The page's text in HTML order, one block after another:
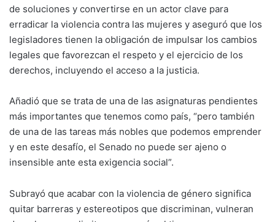
de soluciones y convertirse en un actor clave para
erradicar la violencia contra las mujeres y aseguró que los
legisladores tienen la obligación de impulsar los cambios
legales que favorezcan el respeto y el ejercicio de los
derechos, incluyendo el acceso a la justicia.
Añadió que se trata de una de las asignaturas pendientes
más importantes que tenemos como país, “pero también
de una de las tareas más nobles que podemos emprender
y en este desafío, el Senado no puede ser ajeno o
insensible ante esta exigencia social”.
Subrayó que acabar con la violencia de género significa
quitar barreras y estereotipos que discriminan, vulneran